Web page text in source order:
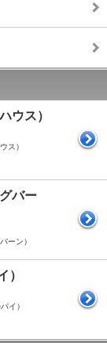
ウス）
ス）
バー
ーン）
）
イ）